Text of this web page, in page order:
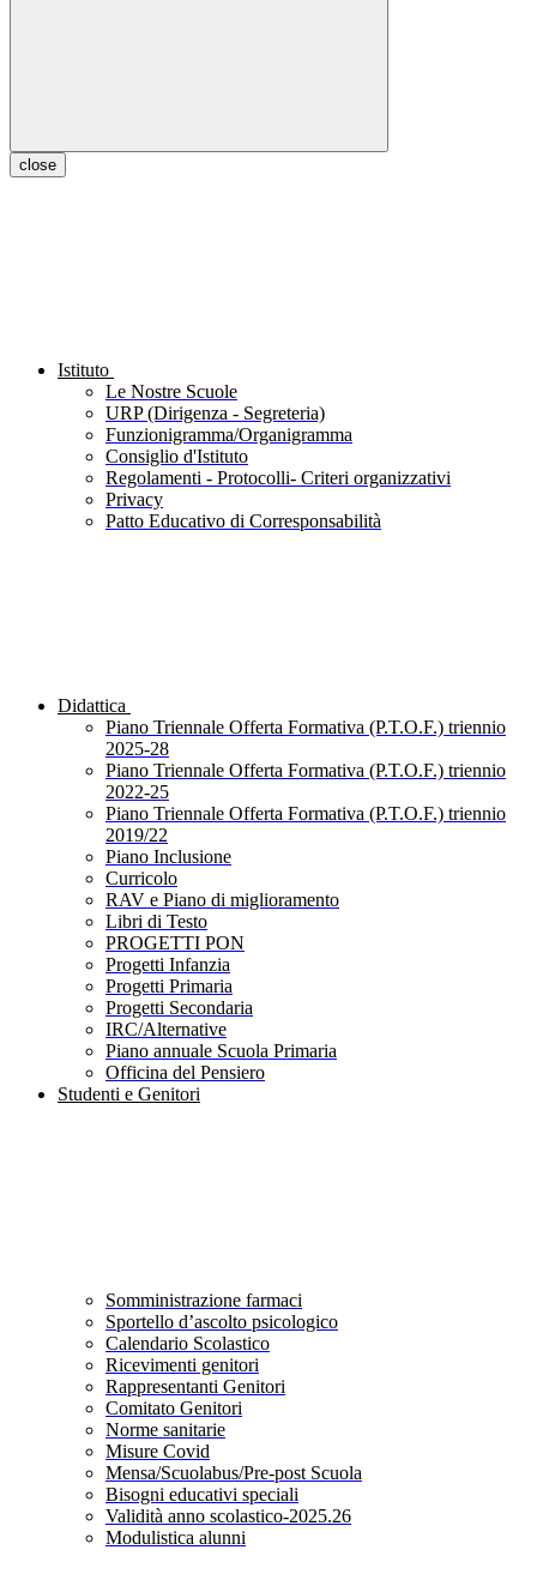
close
Istituto
Le Nostre Scuole
URP (Dirigenza - Segreteria)
Funzionigramma/Organigramma
Consiglio d'Istituto
Regolamenti - Protocolli- Criteri organizzativi
Privacy
Patto Educativo di Corresponsabilità
Didattica
Piano Triennale Offerta Formativa (P.T.O.F.) triennio
2025-28
Piano Triennale Offerta Formativa (P.T.O.F.) triennio
2022-25
Piano Triennale Offerta Formativa (P.T.O.F.) triennio
2019/22
Piano Inclusione
Curricolo
RAV e Piano di miglioramento
Libri di Testo
PROGETTI PON
Progetti Infanzia
Progetti Primaria
Progetti Secondaria
IRC/Alternative
Piano annuale Scuola Primaria
Officina del Pensiero
Studenti e Genitori
Somministrazione farmaci
Sportello d’ascolto psicologico
Calendario Scolastico
Ricevimenti genitori
Rappresentanti Genitori
Comitato Genitori
Norme sanitarie
Misure Covid
Mensa/Scuolabus/Pre-post Scuola
Bisogni educativi speciali
Validità anno scolastico-2025.26
Modulistica alunni